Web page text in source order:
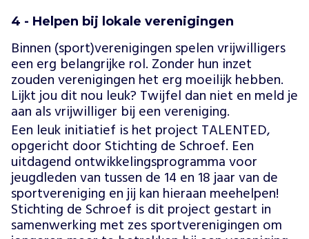
4 - Helpen bij lokale verenigingen
Binnen (sport)verenigingen spelen vrijwilligers
een erg belangrijke rol. Zonder hun inzet
zouden verenigingen het erg moeilijk hebben.
Lijkt jou dit nou leuk? Twijfel dan niet en meld je
aan als vrijwilliger bij een vereniging.
Een leuk initiatief is het project TALENTED,
opgericht door Stichting de Schroef. Een
uitdagend ontwikkelingsprogramma voor
jeugdleden van tussen de 14 en 18 jaar van de
sportvereniging en jij kan hieraan meehelpen!
Stichting de Schroef is dit project gestart in
samenwerking met zes sportverenigingen om